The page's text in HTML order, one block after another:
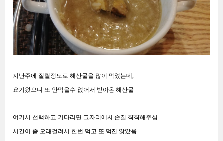
지난주에 질릴정도로 해산물을 많이 먹었는데,
요기왔으니 또 안먹을수 없어서 받아온 해산물
여기서 선택하고 기다리면 그자리에서 손질 챡챡해주심
시간이 좀 오래걸려서 한번 먹고 또 먹진 않았음.